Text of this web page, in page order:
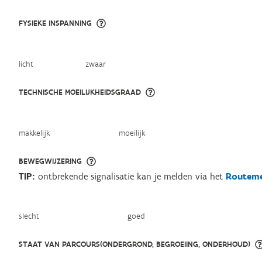
FYSIEKE INSPANNING
licht zwaar
TECHNISCHE MOEILIJKHEIDSGRAAD
makkelijk moeilijk
BEWEGWIJZERING
slecht goed
TIP: ontbrekende signalisatie kan je melden via het
STAAT VAN PARCOURS(ONDERGROND, BEGROEIING, ONDERHOUD)